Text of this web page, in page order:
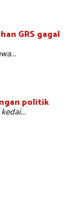
GRS gagal
politik